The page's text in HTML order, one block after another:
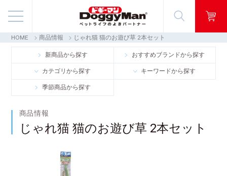
商品情報
映像ギャラリー
お客様窓口・Q＆A
HOME 商品情報 じゃれ猫 猫のお遊び草 2本セット
新商品から探す おすすめブランドから探す
カテゴリから探す キーワードから探す
季節商品から探す
商品情報
じゃれ猫 猫のお遊び草 2本セット